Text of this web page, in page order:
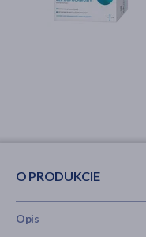
O PRODUKCIE
Opis